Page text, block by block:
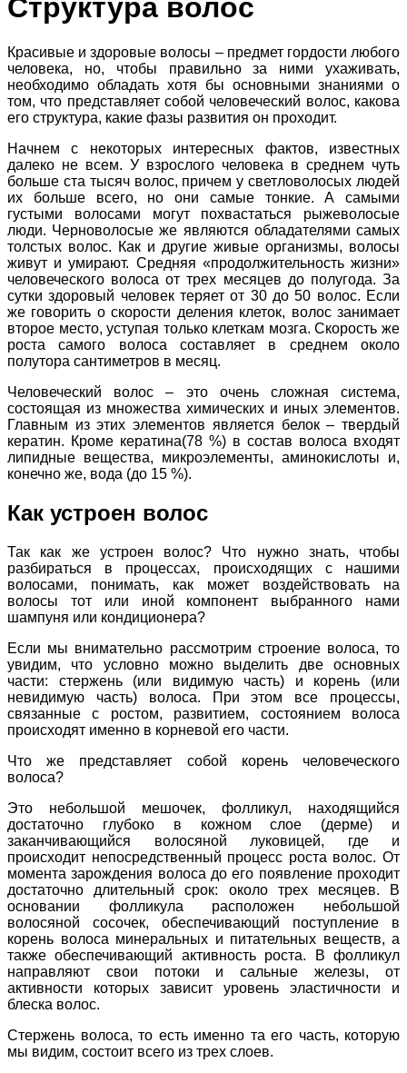
Структура волос
Красивые и здоровые волосы – предмет гордости любого
человека, но, чтобы правильно за ними ухаживать,
необходимо обладать хотя бы основными знаниями о
том, что представляет собой человеческий волос, какова
его структура, какие фазы развития он проходит.
Начнем с некоторых интересных фактов, известных
далеко не всем. У взрослого человека в среднем чуть
больше ста тысяч волос, причем у светловолосых людей
их больше всего, но они самые тонкие. А самыми
густыми волосами могут похвастаться рыжеволосые
люди. Черноволосые же являются обладателями самых
толстых волос. Как и другие живые организмы, волосы
живут и умирают. Средняя «продолжительность жизни»
человеческого волоса от трех месяцев до полугода. За
сутки здоровый человек теряет от 30 до 50 волос. Если
же говорить о скорости деления клеток, волос занимает
второе место, уступая только клеткам мозга. Скорость же
роста самого волоса составляет в среднем около
полутора сантиметров в месяц.
Человеческий волос – это очень сложная система,
состоящая из множества химических и иных элементов.
Главным из этих элементов является белок – твердый
кератин. Кроме кератина(78 %) в состав волоса входят
липидные вещества, микроэлементы, аминокислоты и,
конечно же, вода (до 15 %).
Как устроен волос
Так как же устроен волос? Что нужно знать, чтобы
разбираться в процессах, происходящих с нашими
волосами, понимать, как может воздействовать на
волосы тот или иной компонент выбранного нами
шампуня или кондиционера?
Если мы внимательно рассмотрим строение волоса, то
увидим, что условно можно выделить две основных
части: стержень (или видимую часть) и корень (или
невидимую часть) волоса. При этом все процессы,
связанные с ростом, развитием, состоянием волоса
происходят именно в корневой его части.
Что же представляет собой корень человеческого
волоса?
Это небольшой мешочек, фолликул, находящийся
достаточно глубоко в кожном слое (дерме) и
заканчивающийся волосяной луковицей, где и
происходит непосредственный процесс роста волос. От
момента зарождения волоса до его появление проходит
достаточно длительный срок: около трех месяцев. В
основании фолликула расположен небольшой
волосяной сосочек, обеспечивающий поступление в
корень волоса минеральных и питательных веществ, а
также обеспечивающий активность роста. В фолликул
направляют свои потоки и сальные железы, от
активности которых зависит уровень эластичности и
блеска волос.
Стержень волоса, то есть именно та его часть, которую
мы видим, состоит всего из трех слоев.